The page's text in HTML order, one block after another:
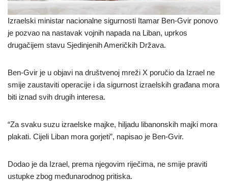
Izraelski ministar nacionalne sigurnosti Itamar Ben-Gvir ponovo
je pozvao na nastavak vojnih napada na Liban, uprkos
drugačijem stavu Sjedinjenih Američkih Država.
Ben-Gvir je u objavi na društvenoj mreži X poručio da Izrael ne
smije zaustaviti operacije i da sigurnost izraelskih građana mora
biti iznad svih drugih interesa.
“Za svaku suzu izraelske majke, hiljadu libanonskih majki mora
plakati. Cijeli Liban mora gorjeti”, napisao je Ben-Gvir.
Dodao je da Izrael, prema njegovim riječima, ne smije praviti
ustupke zbog međunarodnog pritiska.